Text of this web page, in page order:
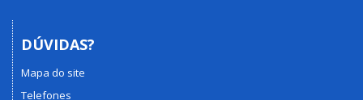
DÚVIDAS?
Mapa do site
Telefones